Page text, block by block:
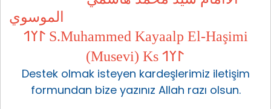
الموسوي
𐰃𐰠𐰯 S.Muhammed Kayaalp El-Haşimi
(Musevi) Ks 𐰃𐰠𐰯
Destek olmak isteyen kardeşlerimiz iletişim
formundan bize yazınız Allah razı olsun.